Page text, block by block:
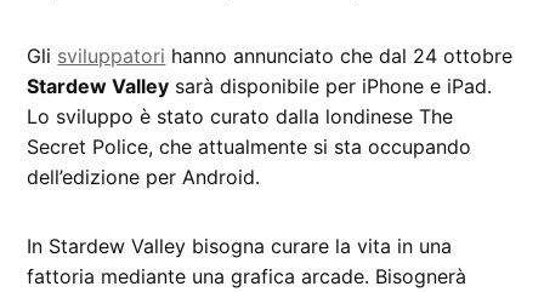
Gli sviluppatori hanno annunciato che dal 24 ottobre
Stardew Valley sarà disponibile per iPhone e iPad.
Lo sviluppo è stato curato dalla londinese The
Secret Police, che attualmente si sta occupando
dell’edizione per Android.
In Stardew Valley bisogna curare la vita in una
fattoria mediante una grafica arcade. Bisognerà